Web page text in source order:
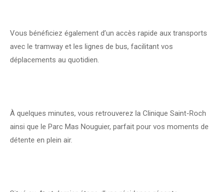
Vous bénéficiez également d’un accès rapide aux transports
avec le tramway et les lignes de bus, facilitant vos
déplacements au quotidien.
À quelques minutes, vous retrouverez la Clinique Saint-Roch
ainsi que le Parc Mas Nouguier, parfait pour vos moments de
détente en plein air.